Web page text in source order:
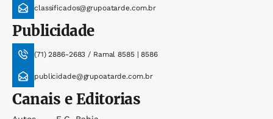
classificados@grupoatarde.com.br
Publicidade
(71) 2886-2683 / Ramal 8585 | 8586
publicidade@grupoatarde.com.br
Canais e Editorias